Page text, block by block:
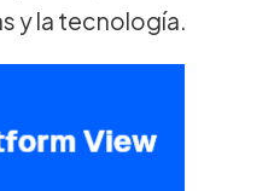
y la tecnología.